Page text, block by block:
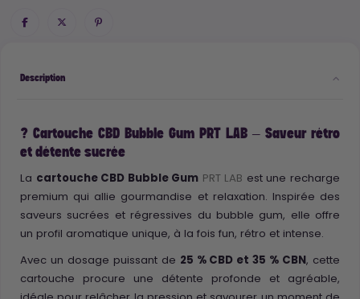
Description
? Cartouche CBD Bubble Gum PRT LAB – Saveur rétro
et détente sucrée
La cartouche CBD Bubble Gum PRT LAB est une recharge
premium qui allie gourmandise et relaxation. Inspirée des
saveurs sucrées et régressives du bubble gum, elle offre
un profil aromatique unique, à la fois fun, rétro et intense.
Avec un dosage puissant de 25 % CBD et 35 % CBN, cette
cartouche procure une détente profonde et agréable,